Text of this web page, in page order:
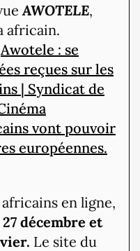
AWOTELE,
africain.
Awotele : se
reçues sur les
| Syndicat de
vont pouvoir
européennes.
en ligne,
décembre et
Le site du